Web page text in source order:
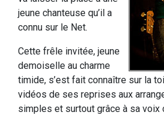
jeune chanteuse qu’il a
connu sur le Net.
Cette frêle invitée, jeune
demoiselle au charme
timide, s’est fait connaître sur la
vidéos de ses reprises aux
simples et surtout grâce à sa voix